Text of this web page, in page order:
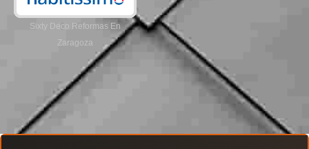
Sixty Deco Reformas En
Zaragoza